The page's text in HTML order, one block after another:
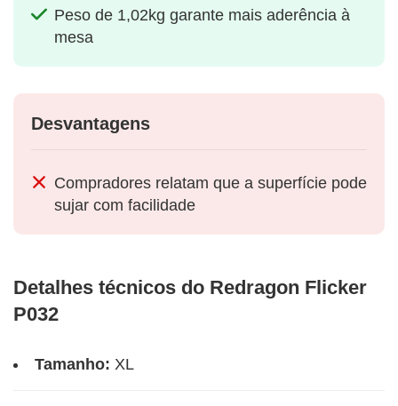
Peso de 1,02kg garante mais aderência à
mesa
Desvantagens
Compradores relatam que a superfície pode
sujar com facilidade
Detalhes técnicos do Redragon Flicker
P032
Tamanho: XL